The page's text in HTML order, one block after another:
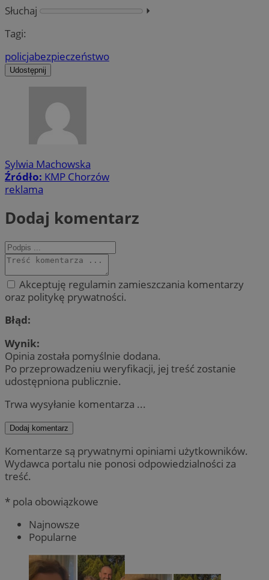
Słuchaj
⏵︎
Tagi:
policjabezpieczeństwo
Udostępnij
Sylwia Machowska
Źródło: KMP Chorzów
reklama
Dodaj komentarz
Akceptuję regulamin zamieszczania komentarzy
oraz politykę prywatności.
Błąd:
Wynik:
Opinia została pomyślnie dodana.
Po przeprowadzeniu weryfikacji, jej treść zostanie
udostępniona publicznie.
Trwa wysyłanie komentarza ...
Dodaj komentarz
Komentarze są prywatnymi opiniami użytkowników.
Wydawca portalu nie ponosi odpowiedzialności za
treść.
* pola obowiązkowe
Najnowsze
Popularne